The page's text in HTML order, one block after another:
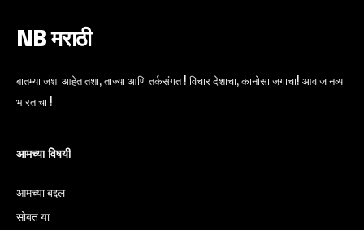
NB मराठी
बातम्या जशा आहेत तशा, ताज्या आणि तर्कसंगत ! विचार देशाचा, कानोसा जगाचा! आवाज नव्या
भारताचा !
आमच्या विषयी
आमच्या बद्दल
सोबत या